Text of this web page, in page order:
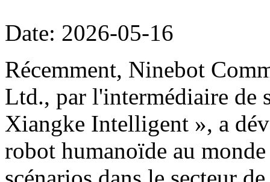
Date: 2026-05-16
Récemment, Ninebot
Ltd., par l'intermédiaire de
Xiangke Intelligent », a
robot humanoïde au